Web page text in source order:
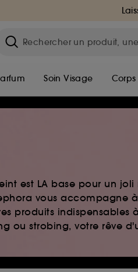
Soin Visage Corps
est LA base pour un
vous accompagne
produits indispensables
ou strobing, votre rêve